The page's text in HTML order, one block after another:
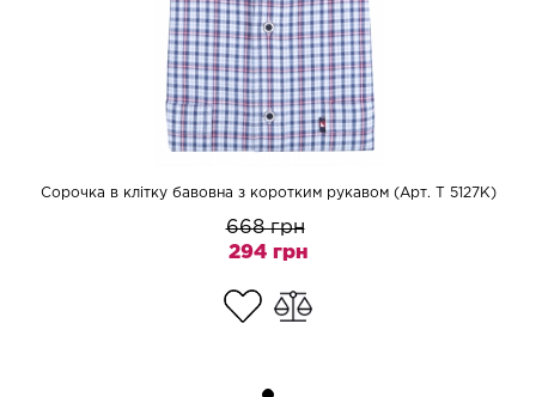
Сорочка в клітку бавовна з коротким рукавом (Арт. T 5127K)
668 грн
294 грн